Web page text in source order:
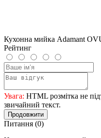
Кухонна мийка Adamant
Рейтинг
Увага: HTML розмітка не
звичайний текст.
Продовжити
Питання (0)